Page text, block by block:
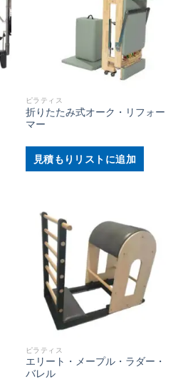
ピラティス
折りたたみ式オーク・リフォー
マー
見積もりリストに追加
ピラティス
エリート・メープル・ラダー・
バレル